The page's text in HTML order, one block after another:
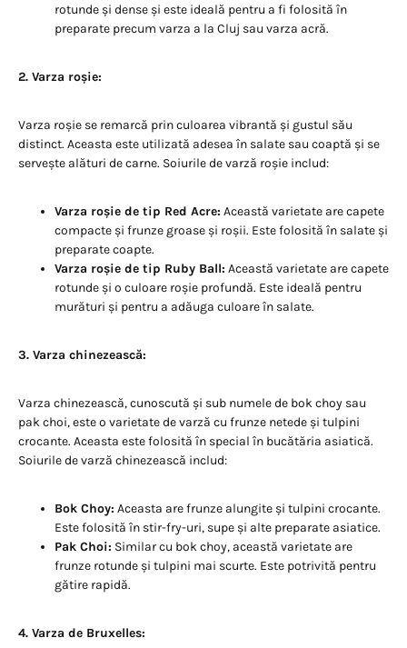
rotunde și dense și este ideală pentru a fi folosită în
preparate precum varza a la Cluj sau varza acră.
2. Varza roșie:
Varza roșie se remarcă prin culoarea vibrantă și gustul său
distinct. Aceasta este utilizată adesea în salate sau coaptă și se
servește alături de carne. Soiurile de varză roșie includ:
Varza roșie de tip Red Acre: Această varietate are capete
compacte și frunze groase și roșii. Este folosită în salate și
preparate coapte.
Varza roșie de tip Ruby Ball: Această varietate are capete
rotunde și o culoare roșie profundă. Este ideală pentru
murături și pentru a adăuga culoare în salate.
3. Varza chinezească:
Varza chinezească, cunoscută și sub numele de bok choy sau
pak choi, este o varietate de varză cu frunze netede și tulpini
crocante. Aceasta este folosită în special în bucătăria asiatică.
Soiurile de varză chinezească includ:
Bok Choy: Aceasta are frunze alungite și tulpini crocante.
Este folosită în stir-fry-uri, supe și alte preparate asiatice.
Pak Choi: Similar cu bok choy, această varietate are
frunze rotunde și tulpini mai scurte. Este potrivită pentru
gătire rapidă.
4. Varza de Bruxelles: